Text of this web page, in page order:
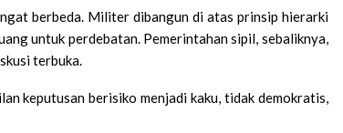
berbeda. Militer dibangun di atas prinsip hierarki
untuk perdebatan. Pemerintahan sipil, sebaliknya,
terbuka.
keputusan berisiko menjadi kaku, tidak demokratis,